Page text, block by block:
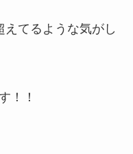
てるような気がし
！！